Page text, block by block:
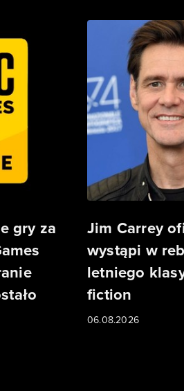
gry za
Jim Carrey
wystąpi w
letniego
fiction
06.08.2026